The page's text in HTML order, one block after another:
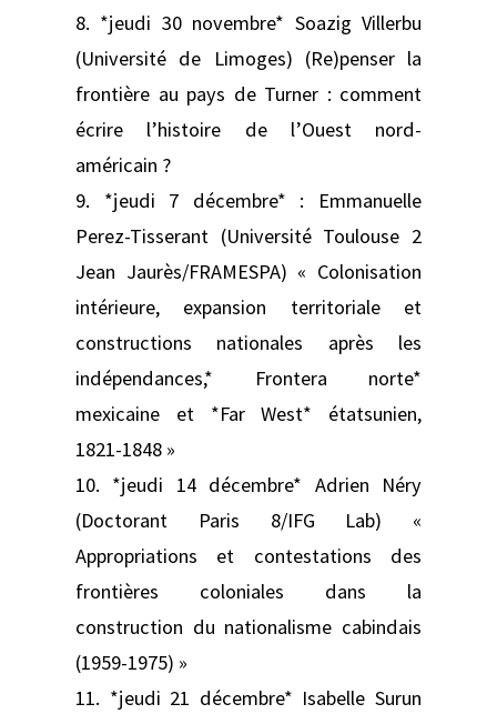
8. *jeudi 30 novembre* Soazig Villerbu
(Université de Limoges) (Re)penser la
frontière au pays de Turner : comment
écrire l’histoire de l’Ouest nord-
américain ?
9. *jeudi 7 décembre* : Emmanuelle
Perez-Tisserant (Université Toulouse 2
Jean Jaurès/FRAMESPA) « Colonisation
intérieure, expansion territoriale et
constructions nationales après les
indépendances,* Frontera norte*
mexicaine et *Far West* étatsunien,
1821-1848 »
10. *jeudi 14 décembre* Adrien Néry
(Doctorant Paris 8/IFG Lab) «
Appropriations et contestations des
frontières coloniales dans la
construction du nationalisme cabindais
(1959-1975) »
11. *jeudi 21 décembre* Isabelle Surun